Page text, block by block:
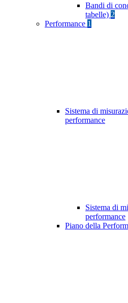
Bandi di
tabelle) 2
Performance 1
Sistema di
performance
Sistema di
performance
Piano della